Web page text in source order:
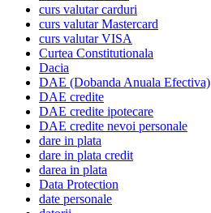
curs valutar carduri
curs valutar Mastercard
curs valutar VISA
Curtea Constitutionala
Dacia
DAE (Dobanda Anuala Efectiva)
DAE credite
DAE credite ipotecare
DAE credite nevoi personale
dare in plata
dare in plata credit
darea in plata
Data Protection
date personale